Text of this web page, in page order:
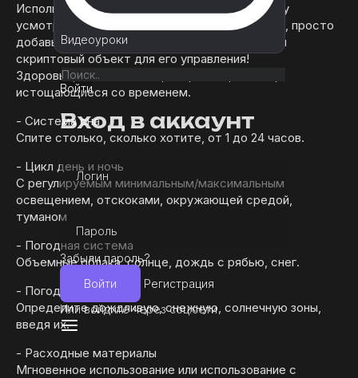
Видеоуроки
Войти
Вход в аккаунт
Логин
Пароль
Забыли пароль?
Войти
Регистрация
Или войдите через соц.сети
Используйте жизненные показатели по своему
усмотрению с бесконечными возможностями, просто
добавьте нужный вам жизненный показатель и
скриптовый объект для его управления!
Здоровье, выносливость, сон, голод, жажда,
истощающиеся со временем.
- Система сна
Спите столько, сколько хотите, от 1 до 24 часов.
- Цикл день и ночь
С регулируемым минимальным/максимальным
освещением, отскоками, окружающей средой,
туманом
- Погодная система
Объемные облака, солнце, дождь с рябью, снег.
- Погодные зоны
Определите дождливую, снежную, солнечную зоны,
введя их.
- Расходные материалы
Мгновенное использование или использование с